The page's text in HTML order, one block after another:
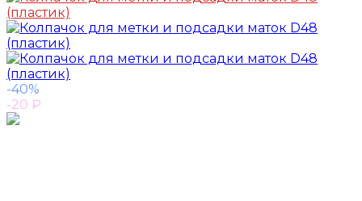
-40%
-20 ₽